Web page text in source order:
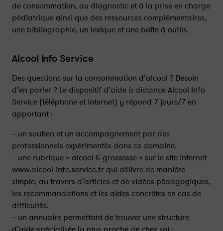
a
l
o
l
i
s
a
t
i
o
n
f
œ
t
a
l
e
’
a
l
o
l
i
s
a
i
o
n
f
œ
t
a
l
e
de consommation, au diagnostic et à la prise en charge
pédiatrique ainsi que des ressources complémentaires,
une bibliographie, un lexique et une boîte à outils.
Alcool Info Service
Des questions sur la consommation d’alcool ? Besoin
d’en parler ? Le dispositif d’aide à distance Alcool Info
Service (téléphone et internet) y répond 7 jours/7 en
apportant :
– un soutien et un accompagnement par des
professionnels expérimentés dans ce domaine.
– une rubrique « alcool & grossesse » sur le site internet
www.alcool-info.service.fr qui délivre de manière
simple, au travers d’articles et de vidéos pédagogiques,
les recommandations et les aides concrètes en cas de
difficultés.
– un annuaire permettant de trouver une structure